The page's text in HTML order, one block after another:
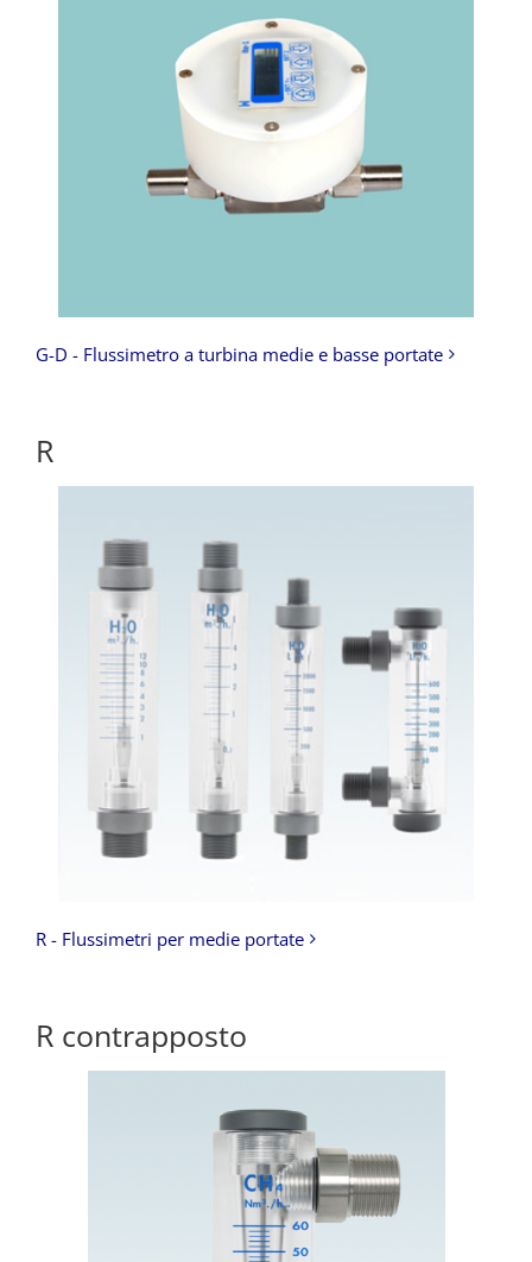
G-D - Flussimetro a turbina medie e basse portate
R
R - Flussimetri per medie portate
R contrapposto